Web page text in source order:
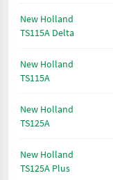
New Holland
TS115A Delta
New Holland
TS115A
New Holland
TS125A
New Holland
TS125A Plus